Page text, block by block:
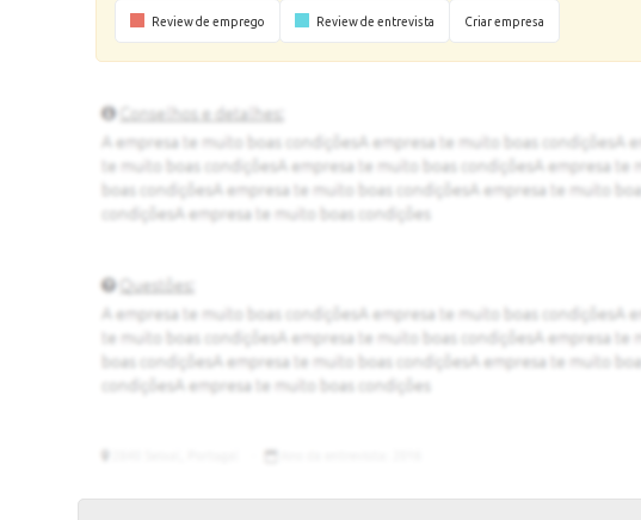
Review de emprego Review de entrevista Criar empresa